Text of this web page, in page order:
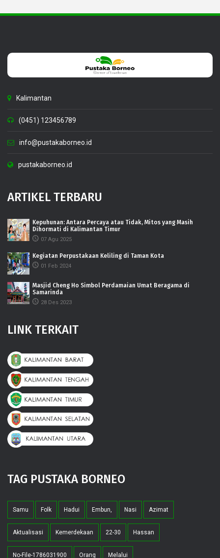
Kalimantan
(0451) 123456789
info@pustakaborneo.id
pustakaborneo.id
ARTIKEL TERBARU
Kepuhunan: Antara Percaya atau Tidak, Mitos yang Masih
Dihormati di Kalimantan Timur
07 Agu 2025
Kegiatan Perpustakaan Keliling di Taman Kota
01 Feb 2024
Masjid Cheng Ho Simbol Perdamaian Umat Beragama di
Samarinda
28 Des 2023
LINK TERKAIT
TAG PUSTAKA BORNEO
Samu Folk Hadui Embun, Nasi Azimat
Aktualisasi Kemerdekaan 22-30 Hassan
No-File-1786031900 Orang Melalui